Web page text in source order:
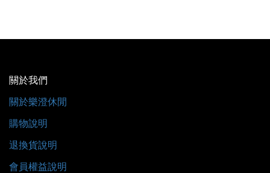
關於我們
關於樂澄休閒
購物說明
退換貨說明
會員權益說明